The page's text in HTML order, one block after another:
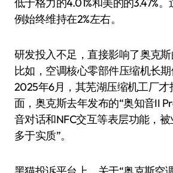
例始终维持在2%左右。
研发投入不足，直接影响了奥克斯
比如，空调核心零部件压缩机长
2025年6月，其芜湖压缩机工厂
面，奥克斯去年发布的“奥知音II
音对话和NFC交互等表层功能，
多于实质”。